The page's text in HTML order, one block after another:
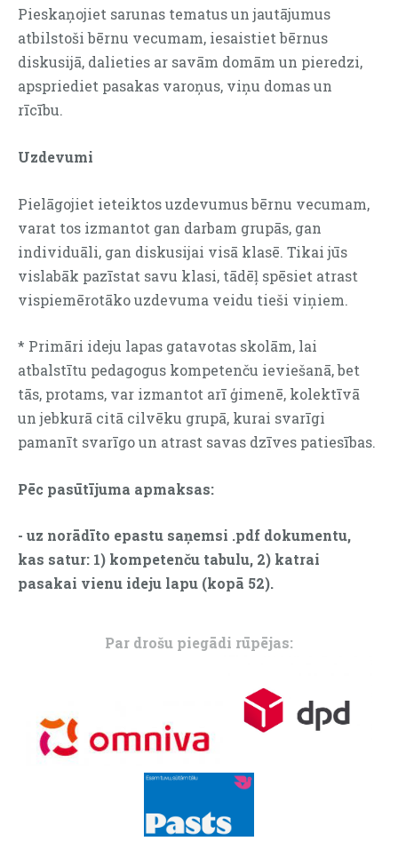
Pieskaņojiet sarunas tematus un jautājumus
atbilstoši bērnu vecumam, iesaistiet bērnus
diskusijā, dalieties ar savām domām un pieredzi,
apspriediet pasakas varoņus, viņu domas un
rīcību.
Uzdevumi
Pielāgojiet ieteiktos uzdevumus bērnu vecumam,
varat tos izmantot gan darbam grupās, gan
individuāli, gan diskusijai visā klasē. Tikai jūs
vislabāk pazīstat savu klasi, tādēļ spēsiet atrast
vispiemērotāko uzdevuma veidu tieši viņiem.
* Primāri ideju lapas gatavotas skolām, lai
atbalstītu pedagogus kompetenču ieviešanā, bet
tās, protams, var izmantot arī ģimenē, kolektīvā
un jebkurā citā cilvēku grupā, kurai svarīgi
pamanīt svarīgo un atrast savas dzīves patiesības.
Pēc pasūtījuma apmaksas:
- uz norādīto epastu saņemsi .pdf dokumentu,
kas satur: 1) kompetenču tabulu, 2) katrai
pasakai vienu ideju lapu (kopā 52).
Par drošu piegādi rūpējas: